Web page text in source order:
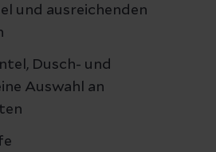
und ausreichenden
Dusch- und
Auswahl an